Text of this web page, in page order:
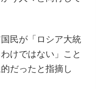
民が「ロシア大統
けではない」こと
だったと指摘し